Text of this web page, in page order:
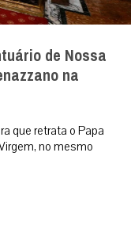
de Nossa
na
que retrata o Papa
no mesmo